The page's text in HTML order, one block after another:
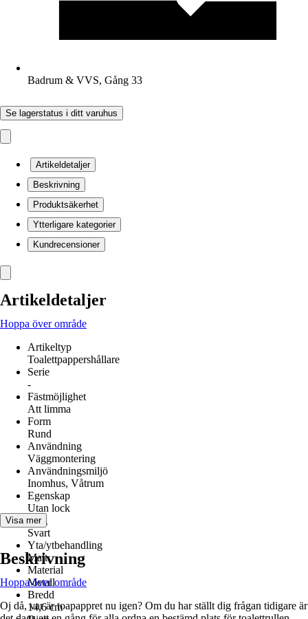
Badrum & VVS, Gång 33
Se lagerstatus i ditt varuhus
Artikeldetaljer
Beskrivning
Produktsäkerhet
Ytterligare kategorier
Kundrecensioner
Artikeldetaljer
Hoppa över område
Artikeltyp
Toalettpappershållare
Serie
-
Fästmöjlighet
Att limma
Form
Rund
Användning
Väggmontering
Användningsmiljö
Inomhus, Våtrum
Egenskap
Utan lock
Färg
Svart
Yta/ytbehandling
Matt
Material
Metall
Bredd
14,6 cm
Visa mer
Beskrivning
Hoppa över område
Oj då, var är toapappret nu igen? Om du har ställt dig frågan tidigare är